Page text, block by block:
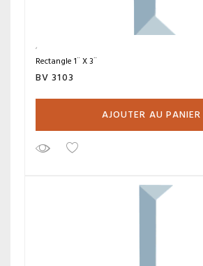
Rectangle 1¨ X 3¨
BV 3103
AJOUTER AU PANIER